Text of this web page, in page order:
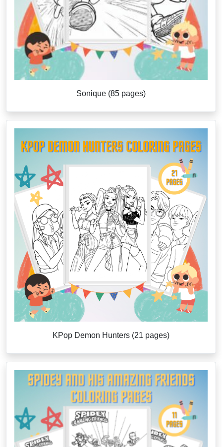
Sonique (85 pages)
KPop Demon Hunters (21 pages)